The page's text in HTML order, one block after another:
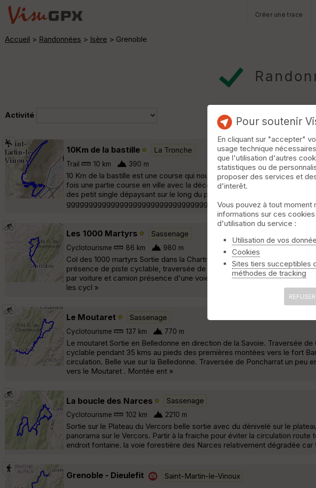
Créer une trace
Accueil > Randonnées > Isère > Grenoble
Activité
10Km de la bastille La Tronche
Trail 10 km 390 m
10 Km de la bastille est une course qui nous fait découvrir un patrimoine
fois une partie course en ville avec la découverte du vieux Grenoble
des petit single dépaysant sur le long du parcours.
Les 1000 Martyrs Sassenage
Cyclotourisme 86 km 980 m
Col des 1000 martyrs Sortie dans la Chartreuse, à faire par beau temps
présence de piste cyclable, traversée de ZI sécurisée par voie
par voiture et camion présence d'une voie cycle pour la montée du col.
les cycl »
Le Moutaret Sassenage
Cyclotourisme 137 km 770 m
Le moutaret Sortie en Belledonne en direction de la Savoie. Traversée
cyclable pendant 35 kms au pieds des premières montées vers le fort
circulation. Belle vue sur la Belledonne. Traversée de Poncharrat un peu
vers le Moutaret . Montée ent »
La boucle des Narces Sassenage
Cyclotourisme 102 km 2210 m
Sortie sur le Plateau du Vercors belle sortie avec du dénivelé sur le
panorama sur le Vercors. Partir à la fraiche pour éviter la circulation
endroit fontaine. la voie forestière des Narces relativement dégradée
Grenoble - Dieulefit Saint-Martin-le-Vinoux
Pour soutenir
En cliquant sur "accepter"
usage technique
que l'utilisation d'autres
statistiques ou de
proposer des services et
d'interêt.
Vous pouvez à tout
informations sur ces
d'utilisation du service :
Utilisation de vos
Cookies
Sites tiers succeptibles
méthodes de tracking
REFUSER